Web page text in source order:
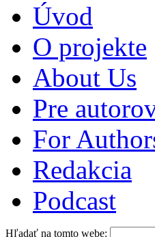
Úvod
O projekte
About Us
Pre
For
Redakcia
Podcast
Hľadať na tomto webe: